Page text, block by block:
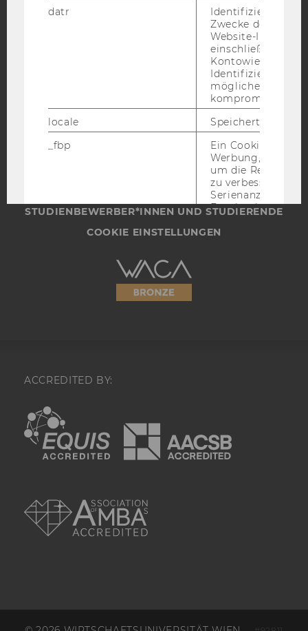
NewsletterBluesky
BARRIEREFREIHEITSERKLÄRUNG WEBSEITE
DATENSCHUTZERKLÄRUNG
DATENSCHUTZERKLÄRUNG SOCIAL MEDIA
DATENSCHUTZERKLÄRUNG
STUDIENBEWERBER*INNEN UND STUDIERENDE
COOKIE EINSTELLUNGEN
Barrierefreiheitserklärung
Webseite
ACCREDITED BY:
EQUIS
datr
Identifiziert den
Zwecke der
Website-
einschließlich der
Identifizierung
möglicherweise
kompromittierten
locale
Speichert
_fbp
Ein Cookie für
Werbung, das
um die Relevanz
zu verbessern
Facebook
Ein Cookie für
li_oatml
LinkedIn
von LinkedIn zu
Analysezwecke
lms_analytics